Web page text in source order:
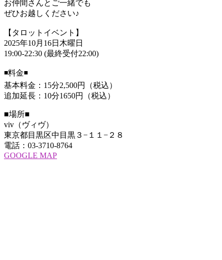
お仲間さんとご一緒でも
ぜひお越しください♪
【タロットイベント】
2025年10月16日木曜日
19:00-22:30 (最終受付22:00)
◾️料金◾️
基本料金：15分2,500円（税込）
追加延長：10分1650円（税込）
■場所■
viv（ヴィヴ）
東京都目黒区中目黒３−１１−２８
電話：03-3710-8764
GOOGLE MAP